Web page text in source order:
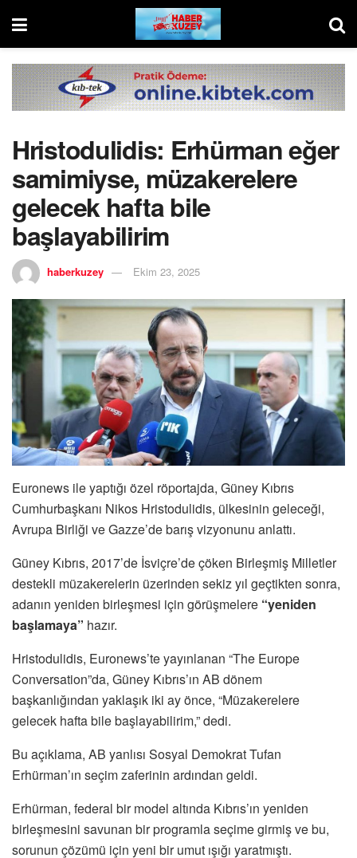
Hristodulidis: Erhürman eğer
samimiyse, müzakerelere
gelecek hafta bile
başlayabilirim
haberkuzey Ekim 23, 2025
Euronews ile yaptığı özel röportajda, Güney Kıbrıs
Cumhurbaşkanı Nikos Hristodulidis, ülkesinin geleceği,
Avrupa Birliği ve Gazze’de barış vizyonunu anlattı.
Güney Kıbrıs, 2017’de İsviçre’de çöken Birleşmiş Milletler
destekli müzakerelerin üzerinden sekiz yıl geçtikten sonra,
adanın yeniden birleşmesi için görüşmelere “yeniden
başlamaya” hazır.
Hristodulidis, Euronews’te yayınlanan “The Europe
Conversation”da, Güney Kıbrıs’ın AB dönem
başkanlığından yaklaşık iki ay önce, “Müzakerelere
gelecek hafta bile başlayabilirim,” dedi.
Bu açıklama, AB yanlısı Sosyal Demokrat Tufan
Erhürman’ın seçim zaferinin ardından geldi.
Erhürman, federal bir model altında Kıbrıs’ın yeniden
birleşmesini savunan bir programla seçime girmiş ve bu,
sorunun çözümü için yeni bir umut ışığı yaratmıştı.